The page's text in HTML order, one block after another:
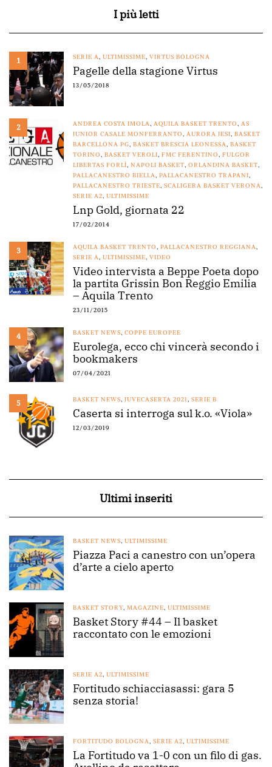
I più letti
1 SERIE A, ULTIMISSIME, VIRTUS BOLOGNA
Pagelle della stagione Virtus
13/05/2018
2 ANDREA COSTA IMOLA, AQUILA BASKET TRENTO, AS
JUNIOR CASALE MONFERRANTO, AURORA JESI, BASKET
BARCELLONA PG, BASKET BRESCIA LEONESSA, BASKET
TORINO, BASKET VEROLI, FMC FERENTINO, FULGOR
LIBERTAS FORLÌ, NAPOLI BASKET, ORLANDINA BASKET,
PALLACANESTRO BIELLA, PALLACANESTRO TRAPANI,
PALLACANESTRO TRIESTE, SCALIGERA BASKET VERONA,
SERIE A2, ULTIMISSIME
Lnp Gold, giornata 22
17/02/2014
3 AQUILA BASKET TRENTO, PALLACANESTRO REGGIANA,
SERIE A, ULTIMISSIME, VIDEO
Video intervista a Beppe Poeta dopo
la partita Grissin Bon Reggio Emilia
– Aquila Trento
23/11/2015
4 BASKET NEWS, COPPE EUROPEE
Eurolega, ecco chi vincerà secondo i
bookmakers
07/04/2021
5 BASKET NEWS, JUVECASERTA 2021, SERIE B
Caserta si interroga sul k.o. «Viola»
12/03/2019
Ultimi inseriti
BASKET NEWS, ULTIMISSIME
Piazza Paci a canestro con un’opera
d’arte a cielo aperto
BASKET STORY, MAGAZINE, ULTIMISSIME
Basket Story #44 – Il basket
raccontato con le emozioni
SERIE A2, ULTIMISSIME
Fortitudo schiacciasassi: gara 5
senza storia!
FORTITUDO BOLOGNA, SERIE A2, ULTIMISSIME
La Fortitudo va 1-0 con un filo di gas.